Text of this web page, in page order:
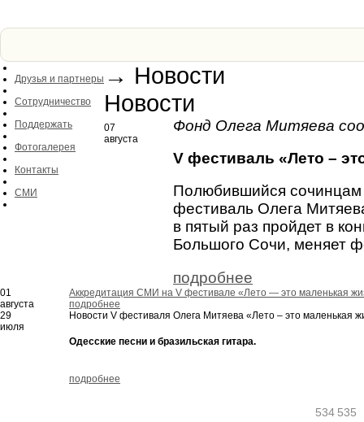
Друзья и партнеры
Сотрудничество
Поддержать
Фотогалерея
Контакты
СМИ
→ Новости
Новости
07
августа
Фонд Олега Митяева
V фестиваль «Лето –
Полюбившийся сочинцам
фестиваль Олега
в пятый раз пройдет в
Большого Сочи, меняет
подробнее
01
августа
Аккредитация СМИ на V фестивале «Лето — это маленькая
подробнее
29
июля
Новости V фестиваля Олега Митяева «Лето – это маленькая
Одесские песни и бразильская гитара.
подробнее
534 535